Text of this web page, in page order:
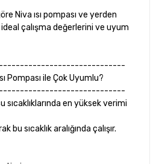
Niva ısı pompası ve yerden
çalışma değerlerini ve uyum
Pompası ile Çok Uyumlu?
sıcaklıklarında en yüksek verimi
bu sıcaklık aralığında çalışır.